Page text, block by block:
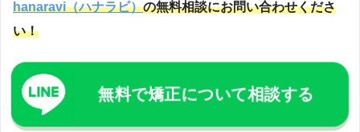
を駆使した医療提供を実現。https://www.med.oita-
u.ac.jp/
hanaravi（ハナラビ）の無料相談にお問い合わせくださ
い！
無料で矯正について相談する